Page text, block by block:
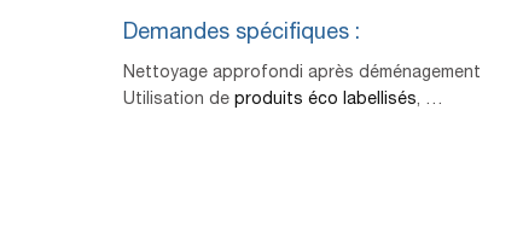
Demandes spécifiques :
Nettoyage approfondi après déménagement
Utilisation de produits éco labellisés, …